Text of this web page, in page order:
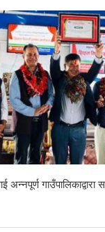
अन्नपूर्ण गाउँपालिकाद्वारा